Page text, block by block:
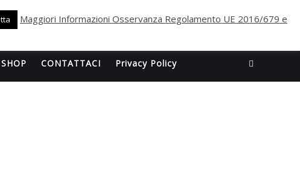
SHOP CONTATTACI Privacy Policy
Maggiori Informazioni Osservanza Regolamento UE 2016/679 e